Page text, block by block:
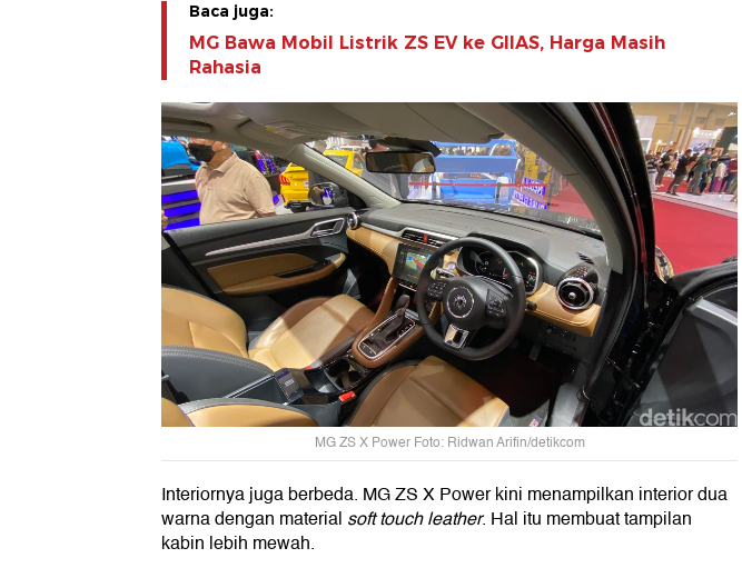
Baca juga:
MG Bawa Mobil Listrik ZS EV ke GIIAS, Harga Masih
Rahasia
MG ZS X Power Foto: Ridwan Arifin/detikcom
Interiornya juga berbeda. MG ZS X Power kini menampilkan interior dua
warna dengan material soft touch leather. Hal itu membuat tampilan
kabin lebih mewah.